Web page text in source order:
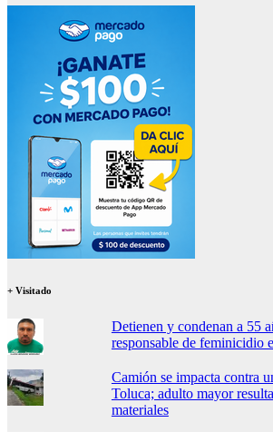
+ Visitado
Detienen y condenan a 55
responsable de feminicidio
Camión se impacta contra
Toluca; adulto mayor
materiales